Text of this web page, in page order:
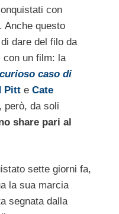
con
. Anche questo
dare del filo da
con un film: la
caso di
Pitt e Cate
però, da soli
share pari al
sette giorni fa,
la sua marcia
segnata dalla